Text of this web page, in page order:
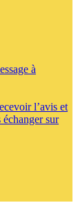
à
l’avis et
échanger sur